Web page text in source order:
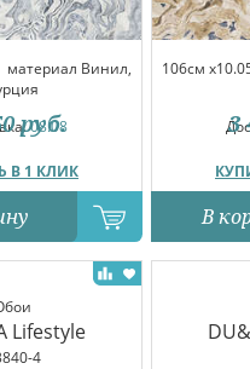
материал Винил,
08.08
В 1 КЛИК
руб.
106см
3
В
Lifestyle
4